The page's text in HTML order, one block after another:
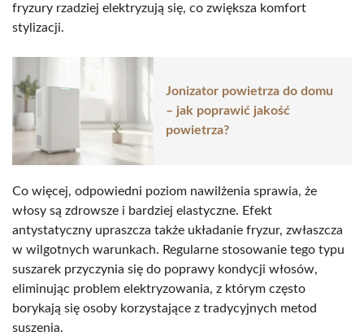
fryzury rzadziej elektryzują się, co zwiększa komfort
stylizacji.
Jonizator powietrza do domu
– jak poprawić jakość
powietrza?
Co więcej, odpowiedni poziom nawilżenia sprawia, że
włosy są zdrowsze i bardziej elastyczne. Efekt
antystatyczny upraszcza także układanie fryzur, zwłaszcza
w wilgotnych warunkach. Regularne stosowanie tego typu
suszarek przyczynia się do poprawy kondycji włosów,
eliminując problem elektryzowania, z którym często
borykają się osoby korzystające z tradycyjnych metod
suszenia.